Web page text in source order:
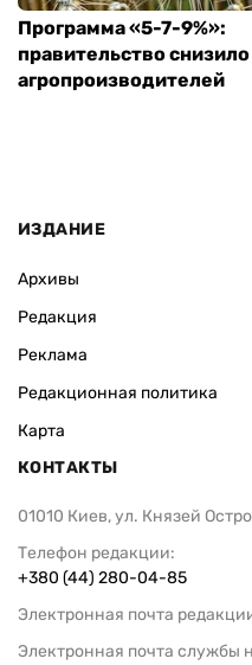
Программа «5-7-9%»:
правительство
агропроизводителей
ИЗДАНИЕ
Архивы
Редакция
Реклама
Редакционная политика
Карта
КОНТАКТЫ
01010 Киев, ул. Князей
Телефон редакции:
+380 (44) 280-04-85
Электронная почта
Электронная почта службы